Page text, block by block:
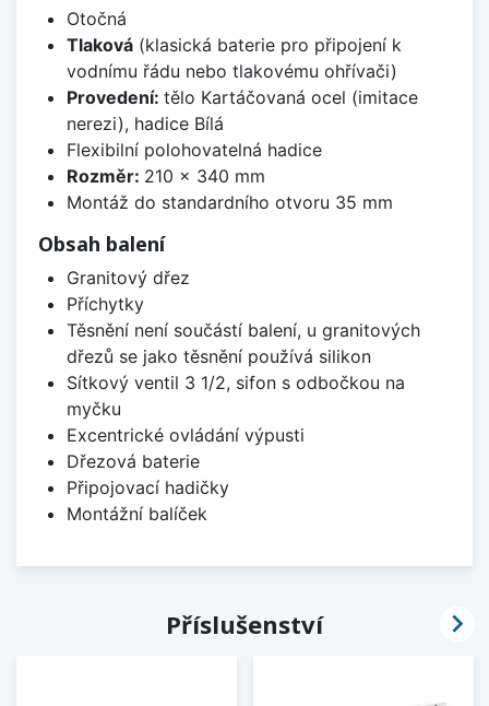
Otočná
Tlaková(klasická baterie pro připojení k
vodnímu řádu nebo tlakovému ohřívači)
Provedení: tělo Kartáčovaná ocel (imitace
nerezi), hadice Bílá
Flexibilní polohovatelná hadice
Rozměr: 210 x 340 mm
Montáž do standardního otvoru 35 mm
Obsah balení
Granitový dřez
Příchytky
Těsnění není součástí balení, u granitových
dřezů se jako těsnění používá silikon
Sítkový ventil 3 1/2, sifon s odbočkou na
myčku
Excentrické ovládání výpusti
Dřezová baterie
Připojovací hadičky
Montážní balíček
Příslušenství 